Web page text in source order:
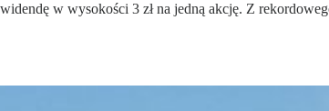
w wysokości 3 zł na jedną akcję. Z